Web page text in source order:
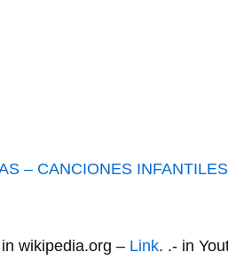
– CANCIONES INFANTILES
wikipedia.org – Link. .- in